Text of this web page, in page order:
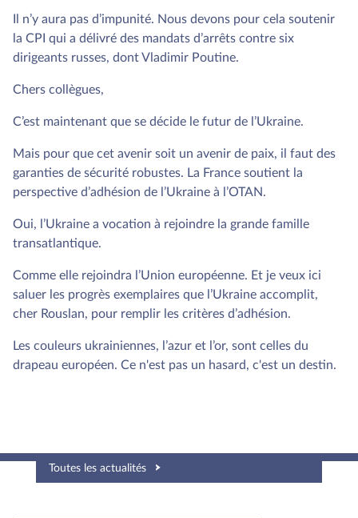
Il n’y aura pas d’impunité. Nous devons pour cela soutenir
la CPI qui a délivré des mandats d’arrêts contre six
dirigeants russes, dont Vladimir Poutine.
Chers collègues,
C’est maintenant que se décide le futur de l’Ukraine.
Mais pour que cet avenir soit un avenir de paix, il faut des
garanties de sécurité robustes. La France soutient la
perspective d’adhésion de l’Ukraine à l’OTAN.
Oui, l’Ukraine a vocation à rejoindre la grande famille
transatlantique.
Comme elle rejoindra l’Union européenne. Et je veux ici
saluer les progrès exemplaires que l’Ukraine accomplit,
cher Rouslan, pour remplir les critères d’adhésion.
Les couleurs ukrainiennes, l’azur et l’or, sont celles du
drapeau européen. Ce n'est pas un hasard, c'est un destin.
Toutes les actualités